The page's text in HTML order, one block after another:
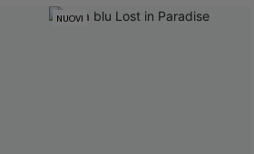
NUOVI